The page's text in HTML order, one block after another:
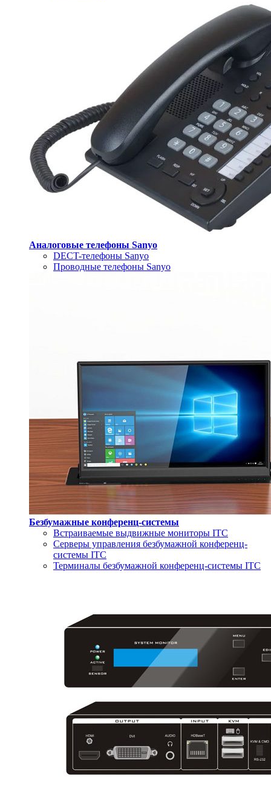
Аналоговые телефоны Sanyo
DECT-телефоны Sanyo
Проводные телефоны Sanyo
Безбумажные конференц-системы
Встраиваемые выдвижные мониторы ITC
Серверы управления безбумажной конференц-
системы ITC
Терминалы безбумажной конференц-системы ITC